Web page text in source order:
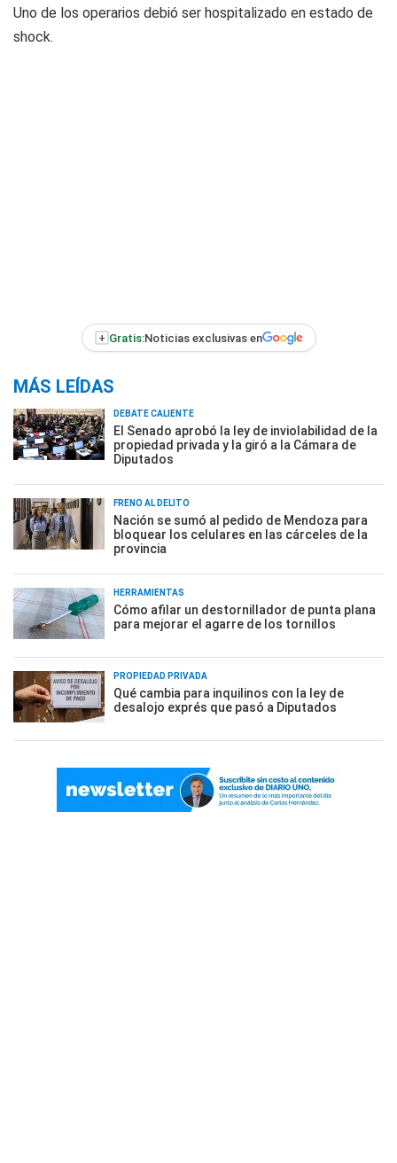
Uno de los operarios debió ser hospitalizado en estado de
shock.
+ Gratis:Noticias exclusivas en
MÁS LEÍDAS
DEBATE CALIENTE
El Senado aprobó la ley de inviolabilidad de la
propiedad privada y la giró a la Cámara de
Diputados
FRENO AL DELITO
Nación se sumó al pedido de Mendoza para
bloquear los celulares en las cárceles de la
provincia
HERRAMIENTAS
Cómo afilar un destornillador de punta plana
para mejorar el agarre de los tornillos
PROPIEDAD PRIVADA
Qué cambia para inquilinos con la ley de
desalojo exprés que pasó a Diputados